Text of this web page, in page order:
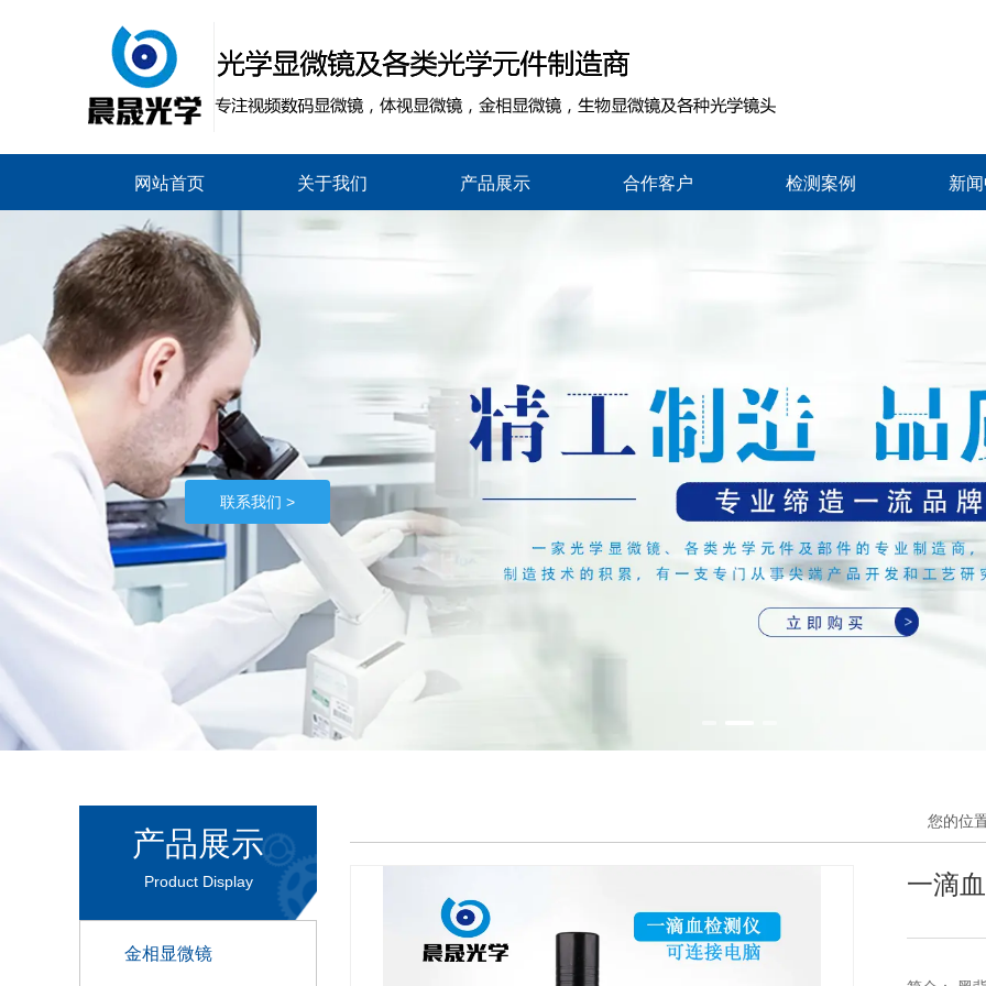
网站首页 关于我们 产品展示 合作客户 检测案例 新
产品展示
Product Display
金相显微镜
您的位
一滴